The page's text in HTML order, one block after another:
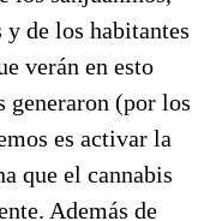
de los habitantes
verán en esto
generaron (por los
es activar la
que el cannabis
Además de